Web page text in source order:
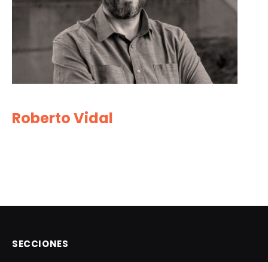
Roberto Vidal
SECCIONES